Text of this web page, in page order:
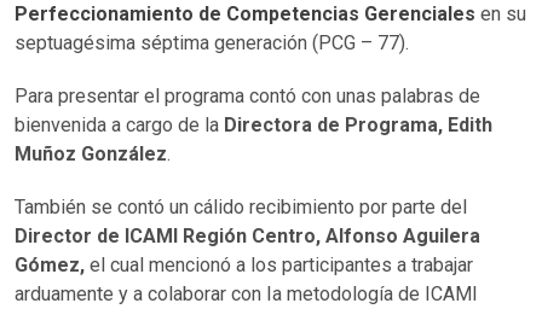
Perfeccionamiento de Competencias Gerenciales en su
septuagésima séptima generación (PCG – 77).
Para presentar el programa contó con unas palabras de
bienvenida a cargo de la Directora de Programa, Edith
Muñoz González.
También se contó un cálido recibimiento por parte del
Director de ICAMI Región Centro, Alfonso Aguilera
Gómez, el cual mencionó a los participantes a trabajar
arduamente y a colaborar con Ia metodología de ICAMI